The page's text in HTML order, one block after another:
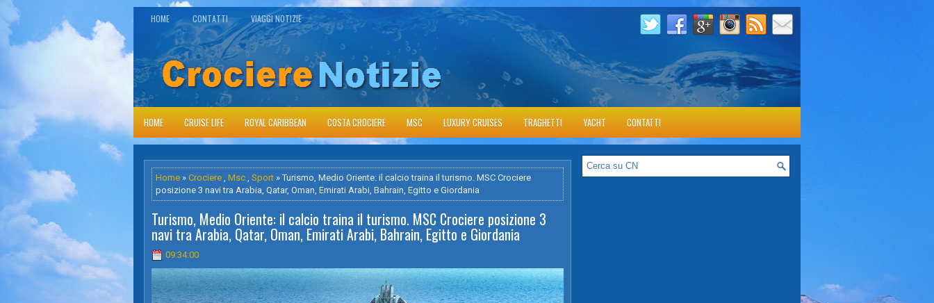
HOME CONTATTI VIAGGI NOTIZIE
HOME CRUISE LIFE ROYAL CARIBBEAN COSTA CROCIERE MSC LUXURY CRUISES TRAGHETTI YACHT CONTATTI
Home » Crociere , Msc , Sport » Turismo, Medio Oriente: il calcio traina il turismo. MSC Crociere
posizione 3 navi tra Arabia, Qatar, Oman, Emirati Arabi, Bahrain, Egitto e Giordania
Turismo, Medio Oriente: il calcio traina il turismo. MSC Crociere posizione 3
navi tra Arabia, Qatar, Oman, Emirati Arabi, Bahrain, Egitto e Giordania
09:34:00